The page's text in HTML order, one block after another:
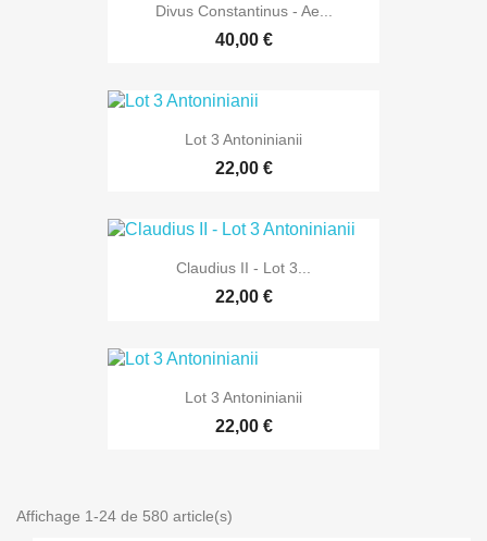
Divus Constantinus - Ae...
40,00 €
Lot 3 Antoninianii
22,00 €
Claudius II - Lot 3...
22,00 €
Lot 3 Antoninianii
22,00 €
Affichage 1-24 de 580 article(s)